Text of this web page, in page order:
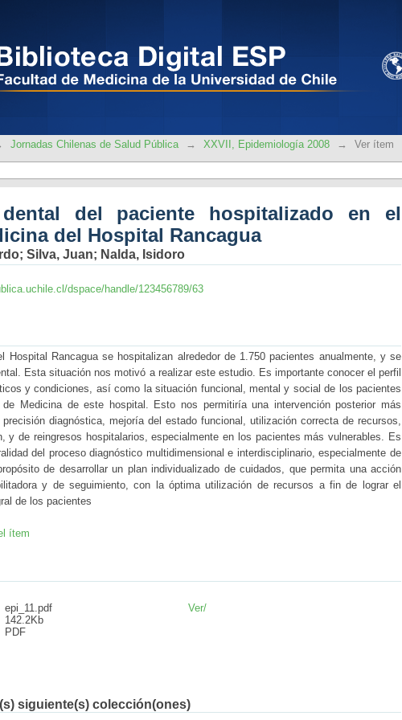
Jornadas Chilenas de Salud Pública → XXVII, Epidemiología 2008 → Ver ítem
del paciente hospitalizado en el
del Hospital Rancagua
; Silva, Juan; Nalda, Isidoro
dspace/handle/123456789/63
Hospital Rancagua se hospitalizan alrededor de 1.750 pacientes anualmente, y se
Esta situación nos motivó a realizar este estudio. Es importante conocer el perfil
y condiciones, así como la situación funcional, mental y social de los pacientes
Medicina de este hospital. Esto nos permitiría una intervención posterior más
diagnóstica, mejoría del estado funcional, utilización correcta de recursos,
y de reingresos hospitalarios, especialmente en los pacientes más vulnerables. Es
del proceso diagnóstico multidimensional e interdisciplinario, especialmente de
de desarrollar un plan individualizado de cuidados, que permita una acción
y de seguimiento, con la óptima utilización de recursos a fin de lograr el
de los pacientes
ítem
epi_11.pdf
142.2Kb
PDF
Ver/
siguiente(s) colección(ones)